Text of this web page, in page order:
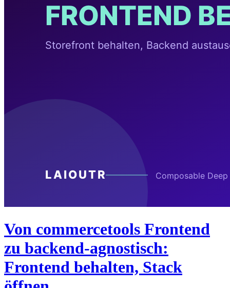
Von commercetools Frontend
zu backend-agnostisch:
Frontend behalten, Stack